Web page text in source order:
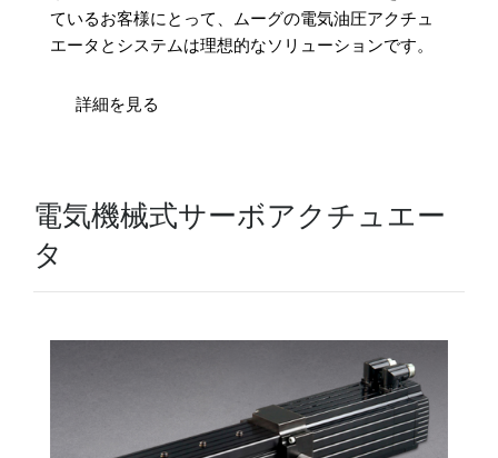
ているお客様にとって、ムーグの電気油圧アクチュ
エータとシステムは理想的なソリューションです。
詳細を見る
電気機械式サーボアクチュエー
タ